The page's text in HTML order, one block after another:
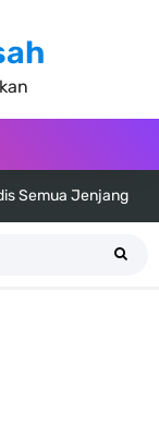
Semua Jenjang